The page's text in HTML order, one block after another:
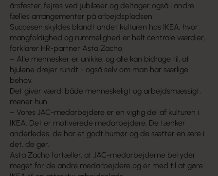
årsfester, fejres ved jubilæer og deltager også i andre
fælles arrangementer på arbejdspladsen.
Succesen skyldes blandt andet kulturen hos IKEA, hvor
mangfoldighed og rummelighed er helt centrale værdier,
forklarer HR-partner Asta Zacho.
– Alle mennesker er unikke, og alle kan bidrage til, at
hjulene drejer rundt - også selv om man har særlige
behov.
Det giver værdi både menneskeligt og arbejdsmæssigt,
mener hun.
– Vores JAC-medarbejdere er en vigtig del af kulturen i
IKEA. Det er motiverede medarbejdere. De tænker
anderledes, de har et godt humør og de sætter en ære i
det, de gør.
Asta Zacho fortæller, at JAC-medarbejderne betyder
meget for de andre medarbejdere og er med til at gøre